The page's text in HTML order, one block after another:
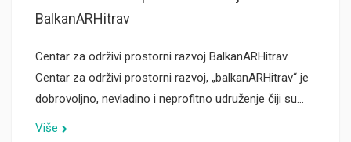
BalkanARHitrav
Centar za održivi prostorni razvoj BalkanARHitrav
Centar za održivi prostorni razvoj, „balkanARHitrav“ je
dobrovoljno, nevladino i neprofitno udruženje čiji su…
Više